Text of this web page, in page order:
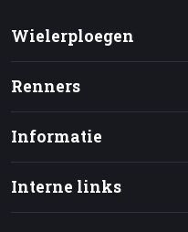
Wielerploegen
Renners
Informatie
Interne links